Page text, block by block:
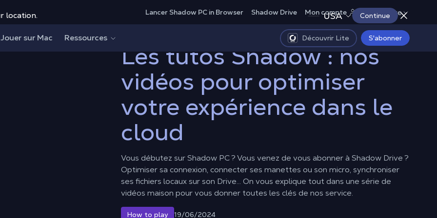
location. USA Continue
Lancer Shadow PC in Browser Shadow Drive Mon compte France
Jouer sur Mac Ressources Découvrir Lite S'abonner
pour optimiser votre expérience dans le cloud
Les tutos Shadow : nos
vidéos pour optimiser
votre expérience dans le
cloud
Vous débutez sur Shadow PC ? Vous venez de vous abonner à Shadow Drive ?
Optimiser sa connexion, connecter ses manettes ou son micro, synchroniser
ses fichiers locaux sur son Drive… On vous explique tout dans une série de
vidéos maison pour vous donner toutes les clés de nos service.
How to play 19/06/2024